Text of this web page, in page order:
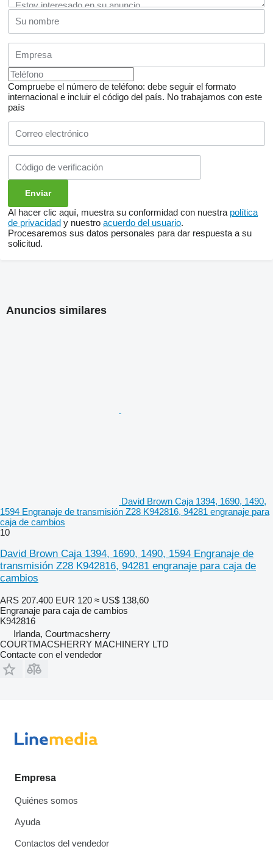
Compruebe el número de teléfono: debe seguir el formato
internacional e incluir el código del país. No trabajamos con este
país
Al hacer clic aquí, muestra su conformidad con nuestra política
de privacidad y nuestro acuerdo del usuario.
Procesaremos sus datos personales para dar respuesta a su
solicitud.
Anuncios similares
David Brown Caja 1394, 1690, 1490,
1594 Engranaje de transmisión Z28 K942816, 94281 engranaje para
caja de cambios
10
David Brown Caja 1394, 1690, 1490, 1594 Engranaje de
transmisión Z28 K942816, 94281 engranaje para caja de
cambios
ARS 207.400 EUR 120 ≈ US$ 138,60
Engranaje para caja de cambios
K942816
Irlanda, Courtmacsherry
COURTMACSHERRY MACHINERY LTD
Contacte con el vendedor
Empresa
Quiénes somos
Ayuda
Contactos del vendedor